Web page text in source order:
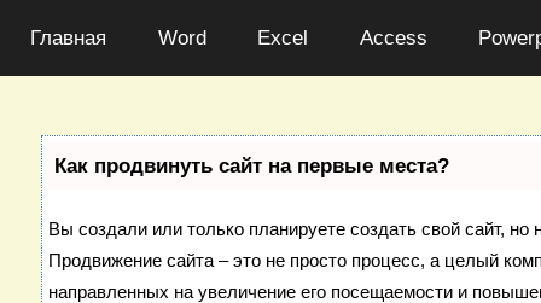
Главная Word Excel Access
Как продвинуть сайт на первые места?
Вы создали или только планируете создать свой сайт, но
Продвижение сайта – это не просто процесс, а целый
направленных на увеличение его посещаемости и